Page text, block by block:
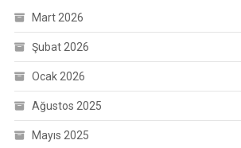
Mart 2026
Şubat 2026
Ocak 2026
Ağustos 2025
Mayıs 2025